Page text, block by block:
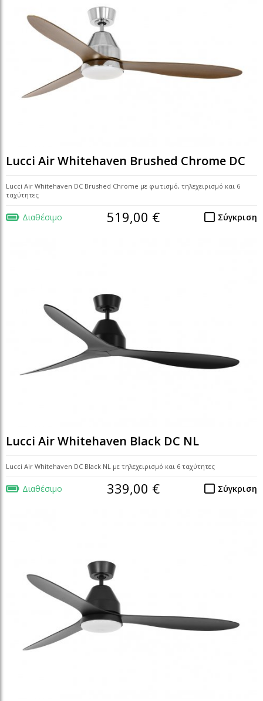
Lucci Air Whitehaven Brushed Chrome DC
Lucci Air Whitehaven DC Brushed Chrome με φωτισμό, τηλεχειρισμό και 6
ταχύτητες
Διαθέσιμο Σύγκριση
519,00 €
Lucci Air Whitehaven Black DC NL
Lucci Air Whitehaven DC Black NL με τηλεχειρισμό και 6 ταχύτητες
Διαθέσιμο Σύγκριση
339,00 €